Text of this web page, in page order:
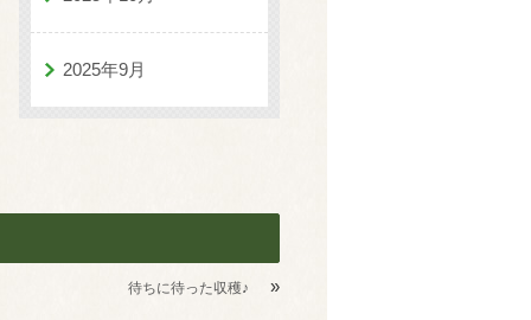
2025年9月
待ちに待った収穫♪ »